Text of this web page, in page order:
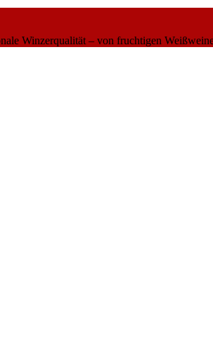
Winzerqualität – von fruchtigen